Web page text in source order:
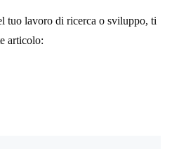
tuo lavoro di ricerca o sviluppo, ti
articolo: